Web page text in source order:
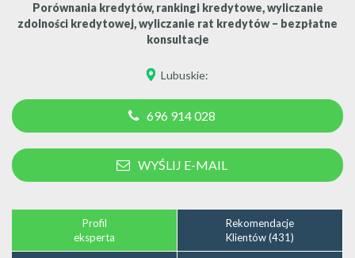
Porównania kredytów, rankingi kredytowe, wyliczanie
zdolności kredytowej, wyliczanie rat kredytów – bezpłatne
konsultacje
Lubuskie:
696 914 028
WYŚLIJ E-MAIL
Profil
eksperta
Rekomendacje
Klientów (431)